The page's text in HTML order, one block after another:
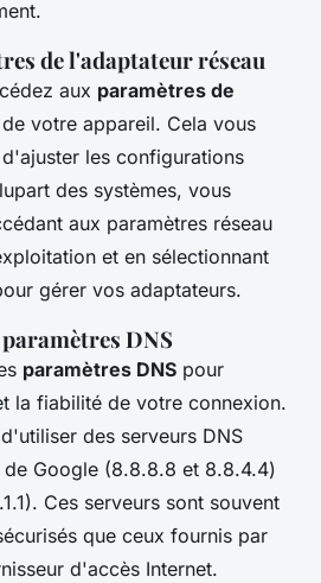
de l'adaptateur réseau
aux paramètres de
de votre appareil. Cela vous
les configurations
des systèmes, vous
aux paramètres réseau
et en sélectionnant
gérer vos adaptateurs.
DNS
paramètres DNS pour
la fiabilité de votre connexion.
des serveurs DNS
Google (8.8.8.8 et 8.8.4.4)
Ces serveurs sont souvent
que ceux fournis par
d'accès Internet.